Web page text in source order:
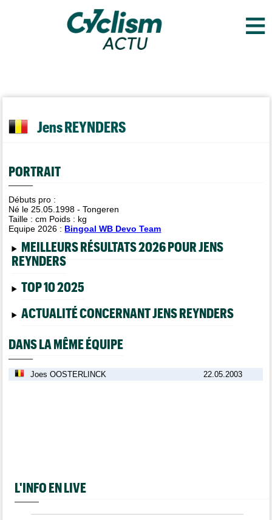
≡
Jens REYNDERS
PORTRAIT
Débuts pro :
Né le 25.05.1998 - Tongeren
Taille :cm Poids : kg
Equipe 2026 : Bingoal WB Devo Team
MEILLEURS RÉSULTATS 2026 POUR JENS
REYNDERS
TOP 10 2025
ACTUALITÉ CONCERNANT JENS REYNDERS
DANS LA MÊME ÉQUIPE
Joes OOSTERLINCK 22.05.2003
L'INFO EN LIVE